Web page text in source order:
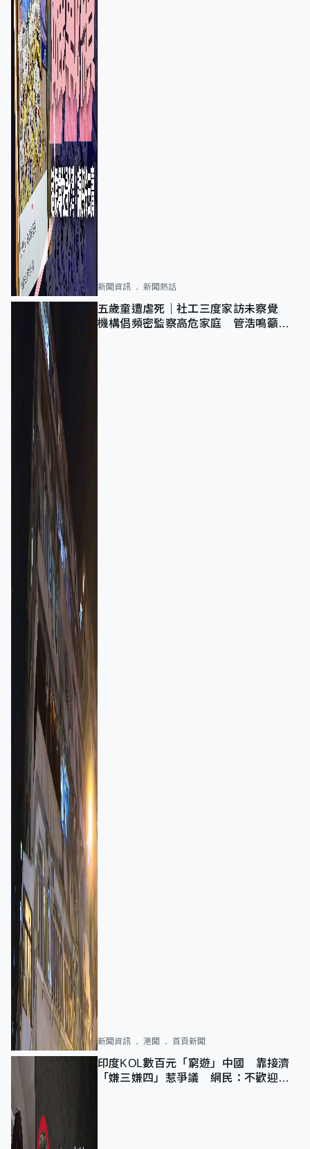
新聞資訊 新聞熱話
五歲童遭虐死｜社工三度家訪未察覺
機構倡頻密監察高危家庭 管浩鳴籲加
新聞資訊 港聞 首頁新聞
印度KOL數百元「窮遊」中國 靠接濟
「嫌三嫌四」惹爭議 網民：不歡迎劣